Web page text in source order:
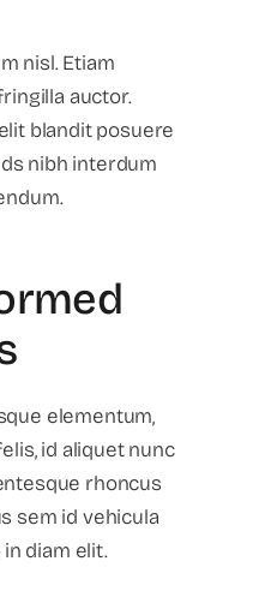
nisl. Etiam
auctor.
blandit posuere
nibh interdum
elementum,
id aliquet nunc
rhoncus
sem id vehicula
diam elit.